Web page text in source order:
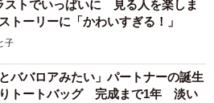
ストでいっぱいに 見る人を楽しま
トーリーに「かわいすぎる！」
子
とババロアみたい」パートナーの誕生
りトートバッグ 完成まで1年 淡い